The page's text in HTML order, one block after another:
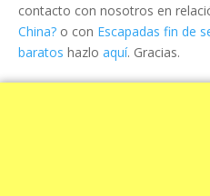
contacto con nosotros en
China? o con Escapadas fin de
baratos hazlo aquí. Gracias.